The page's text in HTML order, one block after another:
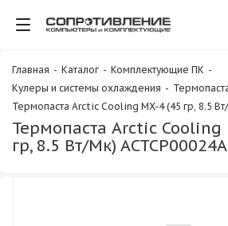
Главная - Каталог - Комплектующие ПК -
Кулеры и системы охлаждения -
Термопаста Arctic Cooling MX-4 (45 гр, 8.5
Термопаста Arctic Cooling
гр, 8.5 Вт/Мк) ACTCP00024A